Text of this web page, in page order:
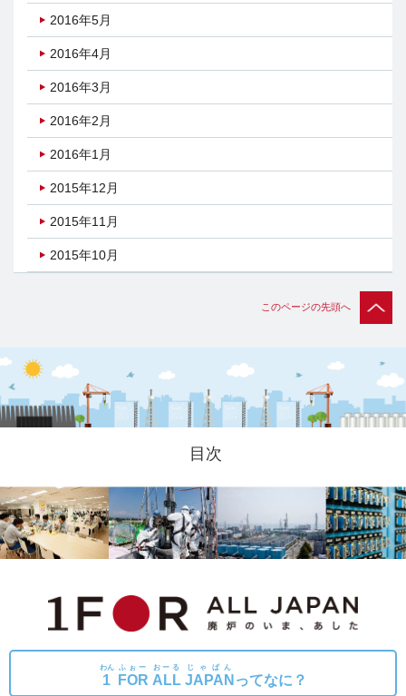
2016年5月
2016年4月
2016年3月
2016年2月
2016年1月
2015年12月
2015年11月
2015年10月
このページの先頭へ
目次
1
わん
FOR
ふぉー
ALL
おーる
JAPAN
じゃぱん
ってなに？